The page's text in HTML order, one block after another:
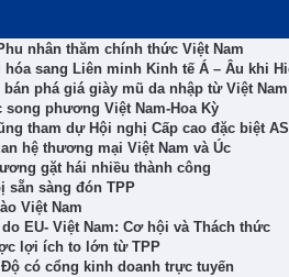
nhân thăm chính thức Việt Nam
sang Liên minh Kinh tế Á – Âu khi
phá giá giày mũ da nhập từ Việt Nam
phương Việt Nam-Hoa Kỳ
tham dự Hội nghị Cấp cao đặc biệt
hệ thương mại Việt Nam và Úc
gặt hái nhiều thành công
sẵn sàng đón TPP
Việt Nam
EU- Việt Nam: Cơ hội và Thách thức
lợi ích to lớn từ TPP
Độ có cổng kinh doanh trực tuyến